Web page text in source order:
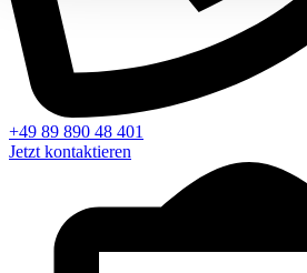
+49 89 890 48 401
Jetzt kontaktieren